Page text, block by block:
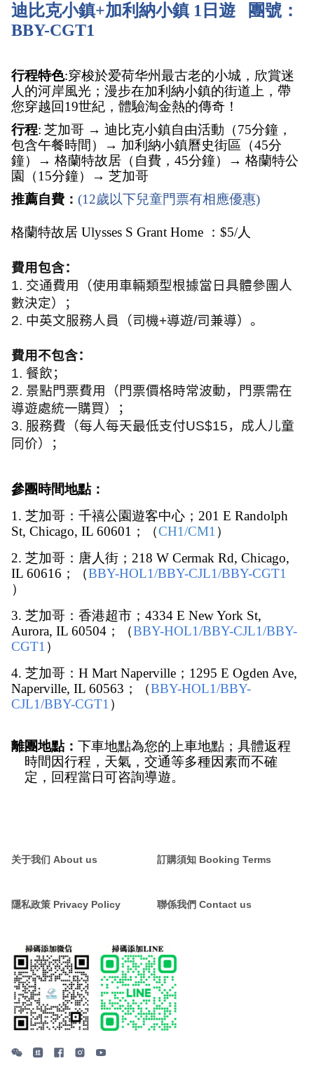
迪比克小鎮+加利納小鎮 1日遊   團號：
BBY-CGT1
行程特色:穿梭於爱荷华州最古老的小城，欣賞迷
人的河岸風光；漫步在加利納小鎮的街道上，帶
您穿越回19世紀，體驗淘金熱的傳奇！
行程: 芝加哥 → 迪比克小鎮自由活動（75分鐘，
包含午餐時間）→ 加利納小鎮曆史街區（45分
鐘）→ 格蘭特故居（自費，45分鐘）→ 格蘭特公
園（15分鐘）→ 芝加哥
推薦自費： (12歲以下兒童門票有相應優惠)
格蘭特故居 Ulysses S Grant Home ：$5/人
費用包含：
1. 交通費用（使用車輛類型根據當日具體參團人
數決定）；
2. 中英文服務人員（司機+導遊/司兼導）。
費用不包含：
1. 餐飲；
2. 景點門票費用（門票價格時常波動，門票需在
導遊處統一購買）；
3. 服務費（每人每天最低支付US$15，成人儿童
同价）；
參團時間地點：
1. 芝加哥：千禧公園遊客中心；201 E Randolph
St, Chicago, IL 60601；（CH1/CM1 ）
2. 芝加哥：唐人街；218 W Cermak Rd, Chicago,
IL 60616；（
）
3. 芝加哥：香港超市；4334 E New York St,
Aurora, IL 60504；（BBY-HOL1/BBY-CJL1/BBY-
CGT1 ）
4. 芝加哥：H Mart Naperville；1295 E Ogden Ave,
Naperville, IL 60563；（BBY-HOL1/BBY-
CJL1/BBY-CGT1 ）
離團地點： 下車地點為您的上車地點；具體返程
時間因行程，天氣，交通等多種因素而不確
定，回程當日可咨詢導遊。
关于我们 About us 訂購須知 Booking Terms
隱私政策 Privacy Policy 聯係我們 Contact us